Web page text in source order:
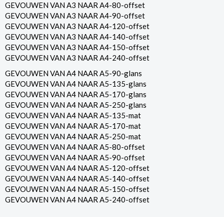
GEVOUWEN VAN A3 NAAR A4-80-offset
GEVOUWEN VAN A3 NAAR A4-90-offset
GEVOUWEN VAN A3 NAAR A4-120-offset
GEVOUWEN VAN A3 NAAR A4-140-offset
GEVOUWEN VAN A3 NAAR A4-150-offset
GEVOUWEN VAN A3 NAAR A4-240-offset
GEVOUWEN VAN A4 NAAR A5-90-glans
GEVOUWEN VAN A4 NAAR A5-135-glans
GEVOUWEN VAN A4 NAAR A5-170-glans
GEVOUWEN VAN A4 NAAR A5-250-glans
GEVOUWEN VAN A4 NAAR A5-135-mat
GEVOUWEN VAN A4 NAAR A5-170-mat
GEVOUWEN VAN A4 NAAR A5-250-mat
GEVOUWEN VAN A4 NAAR A5-80-offset
GEVOUWEN VAN A4 NAAR A5-90-offset
GEVOUWEN VAN A4 NAAR A5-120-offset
GEVOUWEN VAN A4 NAAR A5-140-offset
GEVOUWEN VAN A4 NAAR A5-150-offset
GEVOUWEN VAN A4 NAAR A5-240-offset